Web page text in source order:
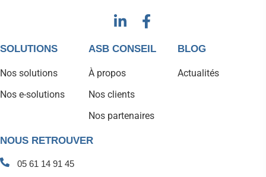
SOLUTIONS
Nos solutions
Nos e-solutions
ASB CONSEIL
À propos
Nos clients
Nos partenaires
BLOG
Actualités
NOUS RETROUVER
05 61 14 91 45